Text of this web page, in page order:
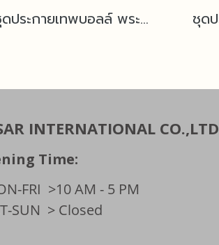
ชุดประกายเทพบอลล์ พระพิฆเนศ แถมฟรีน้ำมันนางฟ้า
INTERNATIONAL CO.,LTD
Time:
FRI >10 AM - 5 PM
SUN > Closed